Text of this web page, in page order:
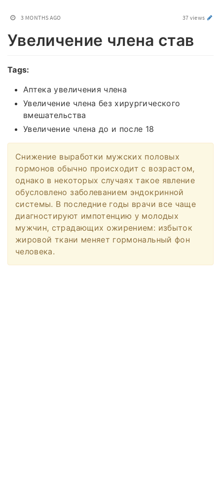
3 MONTHS AGO 37 views
Увеличение члена став
Tags:
Аптека увеличения члена
Увеличение члена без хирургического
вмешательства
Увеличение члена до и после 18
Снижение выработки мужских половых
гормонов обычно происходит с возрастом,
однако в некоторых случаях такое явление
обусловлено заболеванием эндокринной
системы. В последние годы врачи все чаще
диагностируют импотенцию у молодых
мужчин, страдающих ожирением: избыток
жировой ткани меняет гормональный фон
человека.